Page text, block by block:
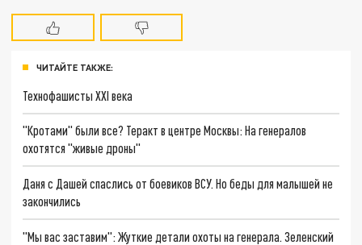
ЧИТАЙТЕ ТАКЖЕ:
Технофашисты XXI века
"Кротами" были все? Теракт в центре Москвы: На генералов
охотятся "живые дроны"
Даня с Дашей спаслись от боевиков ВСУ. Но беды для малышей не
закончились
"Мы вас заставим": Жуткие детали охоты на генерала. Зеленский